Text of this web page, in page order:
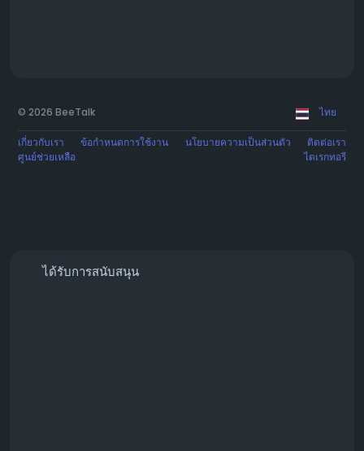
© 2026 BeeTalk ไทย
เกี่ยวกับเรา ข้อกำหนดการใช้งาน นโยบายความเป็นส่วนตัว
ติดต่อเรา
ศูนย์ช่วยเหลือ
ไดเรกทอรี
ได้รับการสนับสนุน